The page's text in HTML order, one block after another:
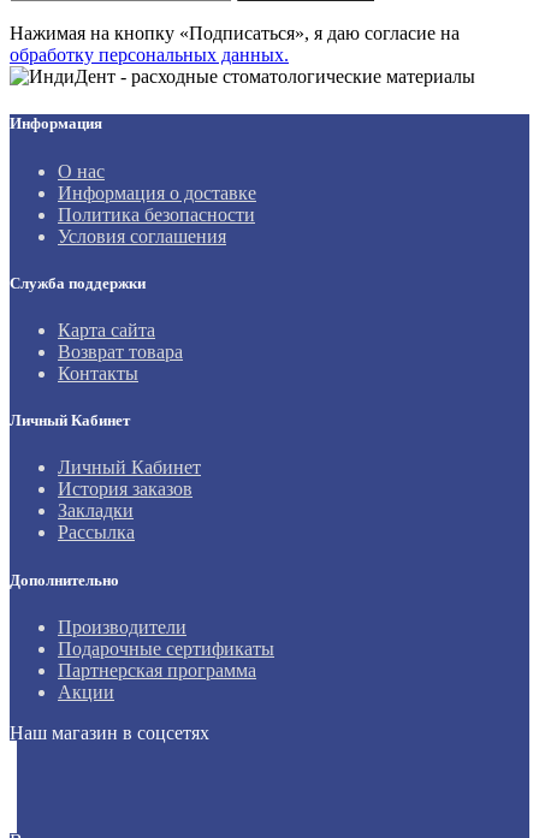
Нажимая на кнопку «Подписаться», я даю cогласие на
обработку персональных данных.
Информация
О нас
Информация о доставке
Политика безопасности
Условия соглашения
Служба поддержки
Карта сайта
Возврат товара
Контакты
Личный Кабинет
Личный Кабинет
История заказов
Закладки
Рассылка
Дополнительно
Производители
Подарочные сертификаты
Партнерская программа
Акции
Наш магазин в соцсетях